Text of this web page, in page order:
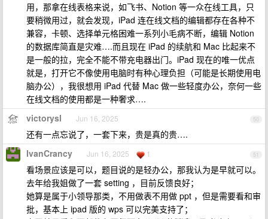
用，那拿在线表格来说，如飞书、Notion 等一众在线工具，只
要稍微用过，就会发现，iPad 连在线文档的编辑都存在各种不
兼容，卡顿、选择单元格困难一系列小毛病不断，编辑 Notion
的数据库简直是灾难….而且现在 iPad 的续航和 Mac 比起来不
是一般的拉，完全不能不带充电器出门。iPad 现在的唯一优点
就是，打开它不像使用电脑时有种心理负担（可能是长期使用电
脑办公），我很想用 iPad 代替 Mac 做一些轻度办公，奈何一些
在线文档的使用都是一种奢求….
50
victorysl Jun 16, 2025
还有一点忘说了，一套下来，贵是真的贵….
51
IvanCrancy Jun 16, 2025 1
看场景应该是可以，题目说的是轻办公，那我认为是早就可以。
去年给我姐做了一套 setting ，目前反馈良好；
她算是属于小领导那类，不用做表不用做 ppt ，但是需要看和审
批，基本上 ipad 版的 wps 可以完美支持了；